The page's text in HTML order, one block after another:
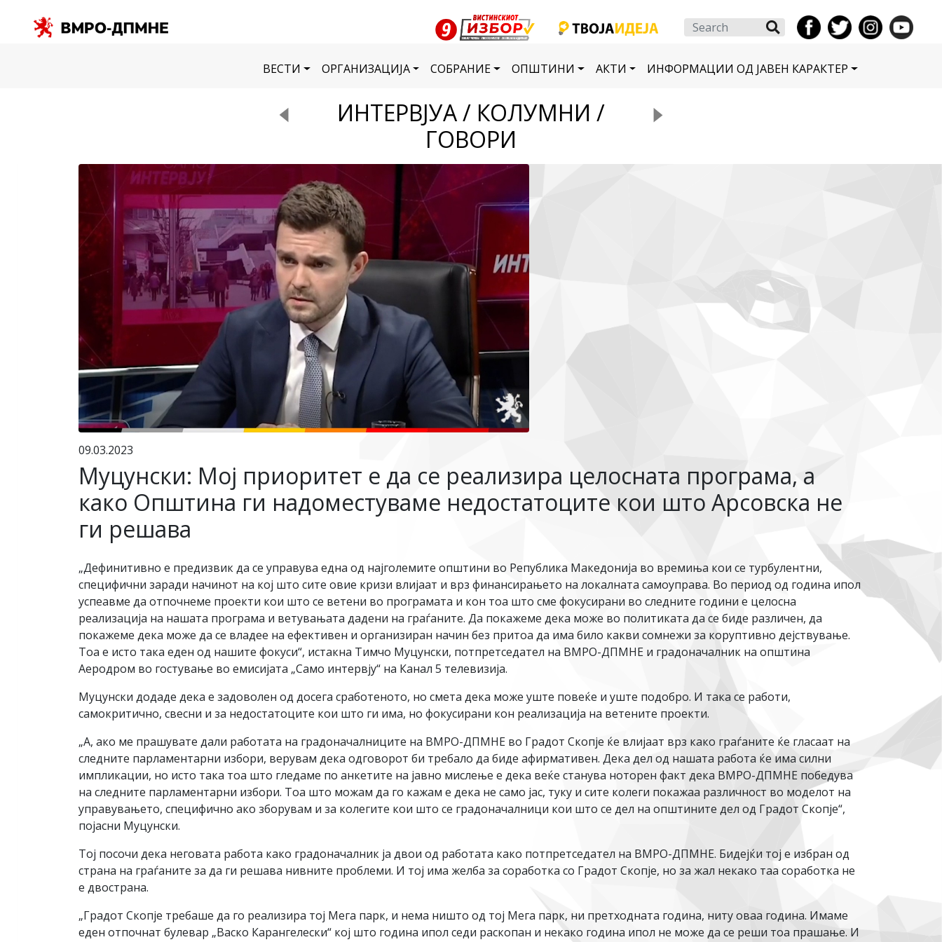
Search
ВЕСТИ ОРГАНИЗАЦИЈА СОБРАНИЕ ОПШТИНИ АКТИ ИНФОРМАЦИИ ОД ЈАВЕН КАРАКТЕР
ИНТЕРВЈУА / КОЛУМНИ /
ГОВОРИ
09.03.2023
Муцунски: Мој приоритет е да се реализира целосната програма, а
како Општина ги надоместуваме недостатоците кои што Арсовска не
ги решава
„Дефинитивно е предизвик да се управува една од најголемите општини во Република Македонија во времиња кои се турбулентни,
специфични заради начинот на кој што сите овие кризи влијаат и врз финансирањето на локалната самоуправа. Во период од година ипол
успеавме да отпочнеме проекти кои што се ветени во програмата и кон тоа што сме фокусирани во следните години е целосна
реализација на нашата програма и ветувањата дадени на граѓаните. Да покажеме дека може во политиката да се биде различен, да
покажеме дека може да се владее на ефективен и организиран начин без притоа да има било какви сомнежи за коруптивно дејствување.
Тоа е исто така еден од нашите фокуси“, истакна Тимчо Муцунски, потпретседател на ВМРО-ДПМНЕ и градоначалник на општина
Аеродром во гостување во емисијата „Само интервју“ на Канал 5 телевизија.
Муцунски додаде дека е задоволен од досега сработеното, но смета дека може уште повеќе и уште подобро. И така се работи,
самокритично, свесни и за недостатоците кои што ги има, но фокусирани кон реализација на ветените проекти.
„А, ако ме прашувате дали работата на градоначалниците на ВМРО-ДПМНЕ во Градот Скопје ќе влијаат врз како граѓаните ќе гласаат на
следните парламентарни избори, верувам дека одговорот би требало да биде афирмативен. Дека дел од нашата работа ќе има силни
импликации, но исто така тоа што гледаме по анкетите на јавно мислење е дека веќе станува ноторен факт дека ВМРО-ДПМНЕ победува
на следните парламентарни избори. Тоа што можам да го кажам е дека не само јас, туку и сите колеги покажаа различност во моделот на
управувањето, специфично ако зборувам и за колегите кои што се градоначалници кои што се дел на општините дел од Градот Скопје“,
појасни Муцунски.
Тој посочи дека неговата работа како градоначалник ја двои од работата како потпретседател на ВМРО-ДПМНЕ. Бидејќи тој е избран од
страна на граѓаните за да ги решава нивните проблеми. И тој има желба за соработка со Градот Скопје, но за жал некако таа соработка не
е двострана.
„Градот Скопје требаше да го реализира тој Мега парк, и нема ништо од тој Мега парк, ни претходната година, ниту оваа година. Имаме
еден отпочнат булевар „Васко Карангелески“ кој што година ипол седи раскопан и некако година ипол не може да се реши тоа прашање. И